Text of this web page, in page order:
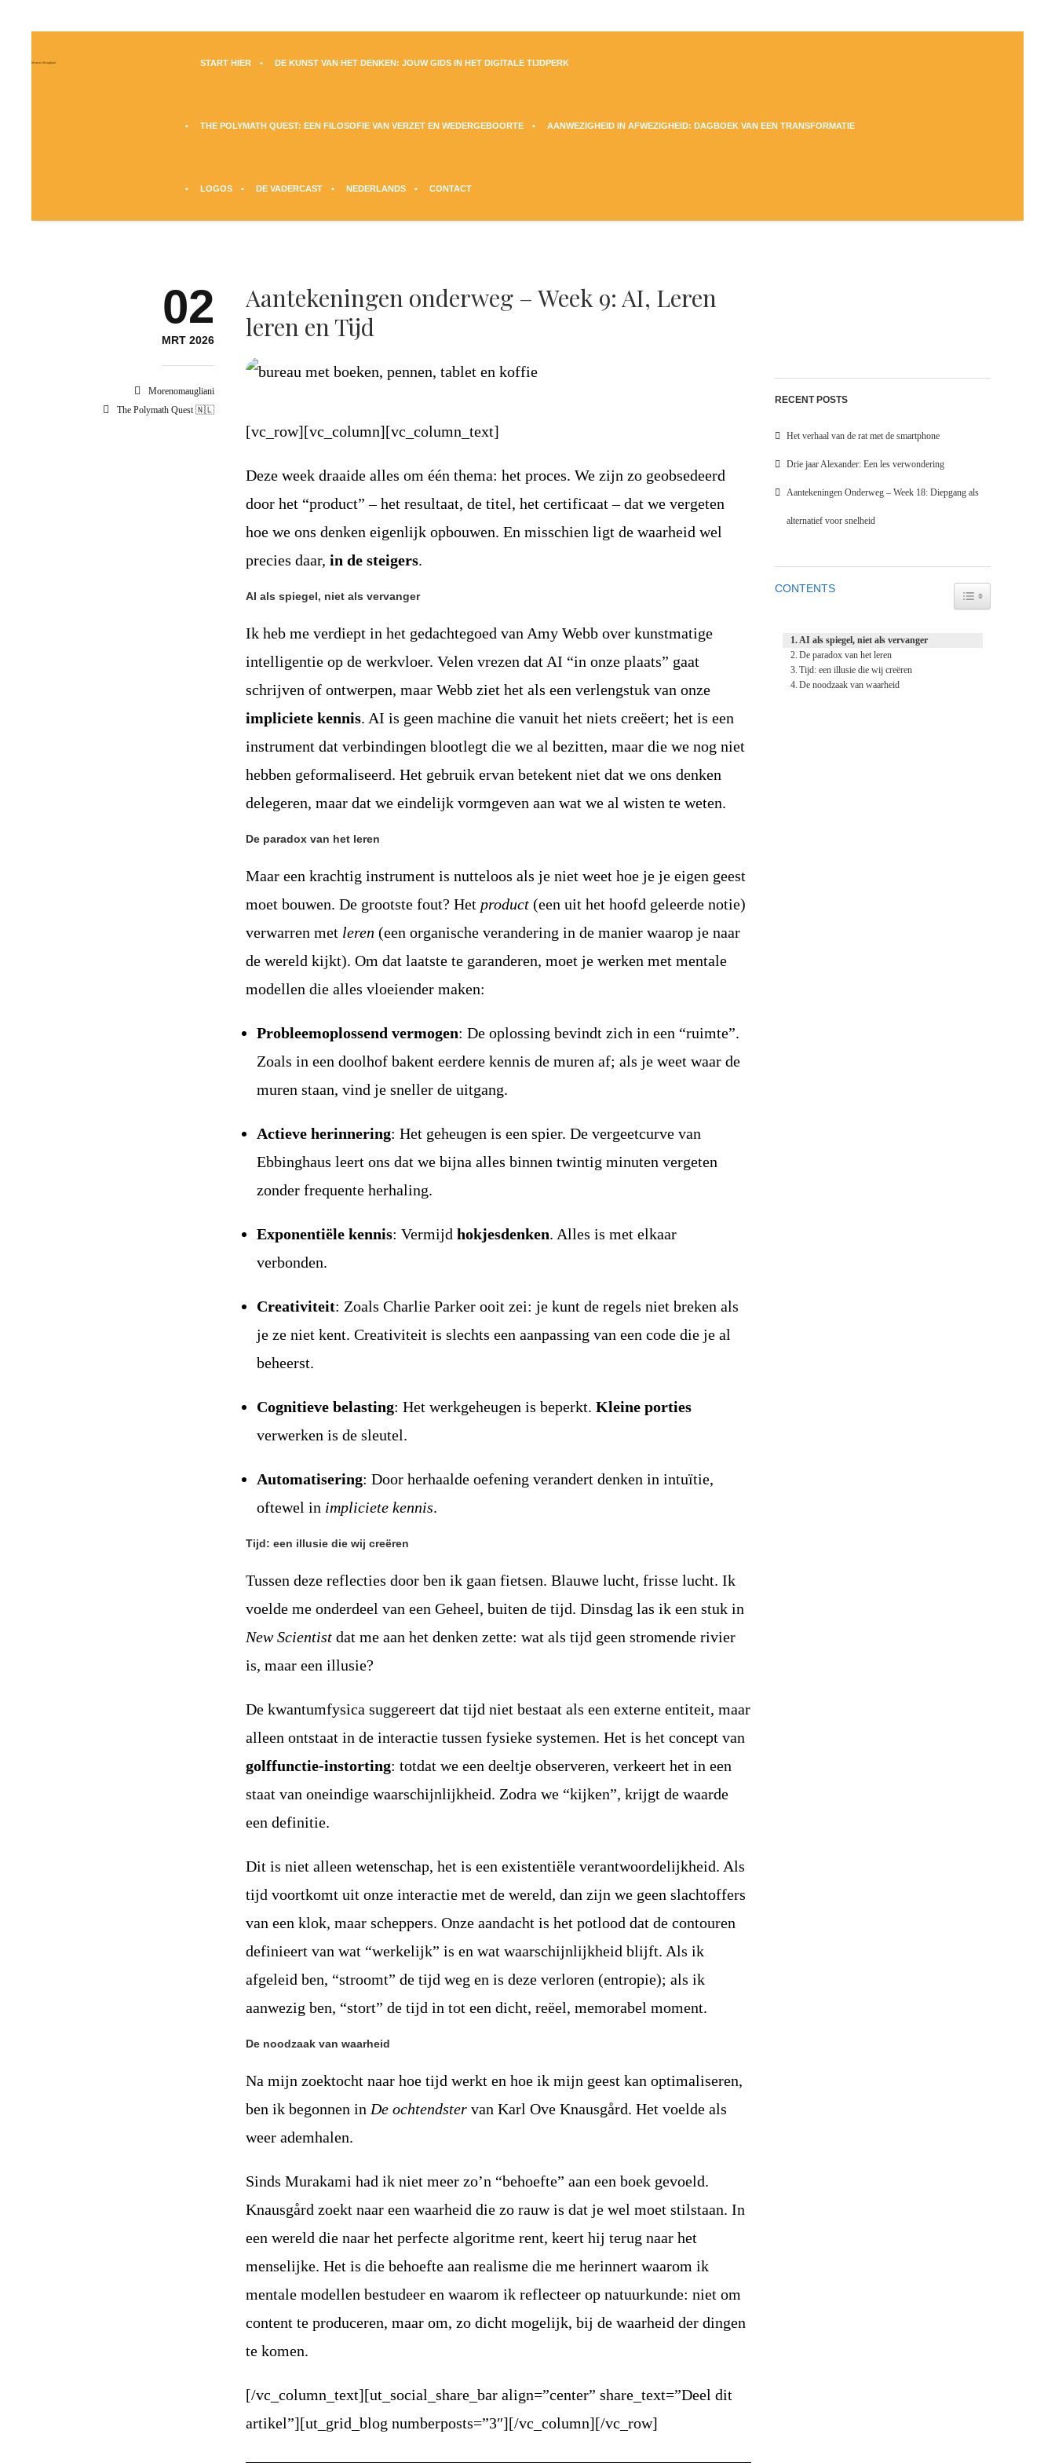
Moreno Maugliani START HIER DE KUNST VAN HET DENKEN: JOUW GIDS IN HET DIGITALE TIJDPERK
THE POLYMATH QUEST: EEN FILOSOFIE VAN VERZET EN WEDERGEBOORTE AANWEZIGHEID IN AFWEZIGHEID: DAGBOEK VAN EEN TRANSFORMATIE
LOGOS DE VADERCAST NEDERLANDS CONTACT
02
MRT 2026
Morenomaugliani
The Polymath Quest 🇳🇱
Aantekeningen onderweg – Week 9: AI, Leren
leren en Tijd
[vc_row][vc_column][vc_column_text]
Deze week draaide alles om één thema: het proces. We zijn zo geobsedeerd
door het “product” – het resultaat, de titel, het certificaat – dat we vergeten
hoe we ons denken eigenlijk opbouwen. En misschien ligt de waarheid wel
precies daar,in de steigers.
AI als spiegel, niet als vervanger
Ik heb me verdiept in het gedachtegoed van Amy Webb over kunstmatige
intelligentie op de werkvloer. Velen vrezen dat AI “in onze plaats” gaat
schrijven of ontwerpen, maar Webb ziet het als een verlengstuk van onze
impliciete kennis. AI is geen machine die vanuit het niets creëert; het is een
instrument dat verbindingen blootlegt die we al bezitten, maar die we nog niet
hebben geformaliseerd. Het gebruik ervan betekent niet dat we ons denken
delegeren, maar dat we eindelijk vormgeven aan wat we al wisten te weten.
De paradox van het leren
Maar een krachtig instrument is nutteloos als je niet weet hoe je je eigen geest
moet bouwen. De grootste fout? Het product (een uit het hoofd geleerde notie)
verwarren met leren (een organische verandering in de manier waarop je naar
de wereld kijkt). Om dat laatste te garanderen, moet je werken met mentale
modellen die alles vloeiender maken:
Probleemoplossend vermogen: De oplossing bevindt zich in een “ruimte”.
Zoals in een doolhof bakent eerdere kennis de muren af; als je weet waar de
muren staan, vind je sneller de uitgang.
Actieve herinnering: Het geheugen is een spier. De vergeetcurve van
Ebbinghaus leert ons dat we bijna alles binnen twintig minuten vergeten
zonder frequente herhaling.
Exponentiële kennis: Vermijdhokjesdenken. Alles is met elkaar
verbonden.
Creativiteit: Zoals Charlie Parker ooit zei: je kunt de regels niet breken als
je ze niet kent. Creativiteit is slechts een aanpassing van een code die je al
beheerst.
Cognitieve belasting: Het werkgeheugen is beperkt.Kleine porties
verwerken is de sleutel.
Automatisering: Door herhaalde oefening verandert denken in intuïtie,
oftewel in impliciete kennis.
Tijd: een illusie die wij creëren
Tussen deze reflecties door ben ik gaan fietsen. Blauwe lucht, frisse lucht. Ik
voelde me onderdeel van een Geheel, buiten de tijd. Dinsdag las ik een stuk in
New Scientist dat me aan het denken zette: wat als tijd geen stromende rivier
is, maar een illusie?
De kwantumfysica suggereert dat tijd niet bestaat als een externe entiteit, maar
alleen ontstaat in de interactie tussen fysieke systemen. Het is het concept van
golffunctie-instorting: totdat we een deeltje observeren, verkeert het in een
staat van oneindige waarschijnlijkheid. Zodra we “kijken”, krijgt de waarde
een definitie.
Dit is niet alleen wetenschap, het is een existentiële verantwoordelijkheid. Als
tijd voortkomt uit onze interactie met de wereld, dan zijn we geen slachtoffers
van een klok, maar scheppers. Onze aandacht is het potlood dat de contouren
definieert van wat “werkelijk” is en wat waarschijnlijkheid blijft. Als ik
afgeleid ben, “stroomt” de tijd weg en is deze verloren (entropie); als ik
aanwezig ben, “stort” de tijd in tot een dicht, reëel, memorabel moment.
De noodzaak van waarheid
Na mijn zoektocht naar hoe tijd werkt en hoe ik mijn geest kan optimaliseren,
ben ik begonnen in De ochtendster van Karl Ove Knausgård. Het voelde als
weer ademhalen.
Sinds Murakami had ik niet meer zo’n “behoefte” aan een boek gevoeld.
Knausgård zoekt naar een waarheid die zo rauw is dat je wel moet stilstaan. In
een wereld die naar het perfecte algoritme rent, keert hij terug naar het
menselijke. Het is die behoefte aan realisme die me herinnert waarom ik
mentale modellen bestudeer en waarom ik reflecteer op natuurkunde: niet om
content te produceren, maar om, zo dicht mogelijk, bij de waarheid der dingen
te komen.
[/vc_column_text][ut_social_share_bar align=”center” share_text=”Deel dit
artikel”][ut_grid_blog numberposts=”3″][/vc_column][/vc_row]
RECENT POSTS
Het verhaal van de rat met de smartphone
Drie jaar Alexander: Een les verwondering
Aantekeningen Onderweg – Week 18: Diepgang als
alternatief voor snelheid
CONTENTS TOGGLE TABLE
AI als spiegel, niet als vervanger
De paradox van het leren
Tijd: een illusie die wij creëren
De noodzaak van waarheid